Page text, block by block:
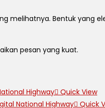
melihatnya. Bentuk yang
pesan yang kuat.
Quick View
Quick